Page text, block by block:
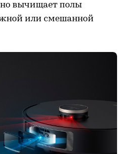
вычищает полы
или смешанной